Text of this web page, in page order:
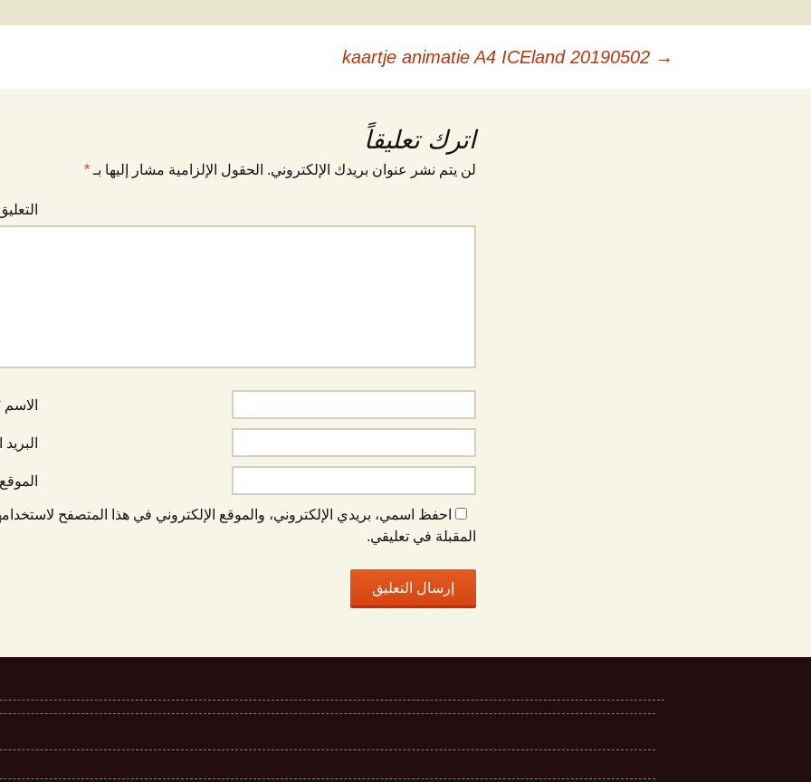
المقالات
→
اترك تعليقاً
لن يتم نشر عنوان بريدك الإلكتروني. الحقول الإلزامية مشار إليها بـ *
الاسم
احفظ اسمي، بريدي الإلكتروني، والموقع الإلكتروني في هذا المتصفح
المقبلة في تعليقي.